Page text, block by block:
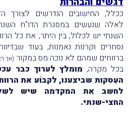
ככלל, החישובים הנדרשים לצורך
לאלה שנעשים במסגרת הדו"ח
השנתי יש לכלוֹל, בין היתר, את כל
נסחרים וקרנות נאמנות, בעוד
ברווחים שמהם לא נוכה מס במקור (אך
בכל מקרה, מומלץ לערוך כבר
העִסקות שביצענו, לקבוֹע את
לחשב את המקדמה שיש
החצי-שנתי.